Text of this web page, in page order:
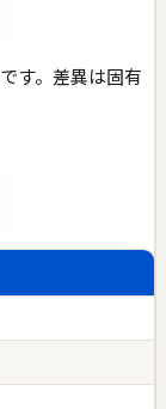
です。差異は固有